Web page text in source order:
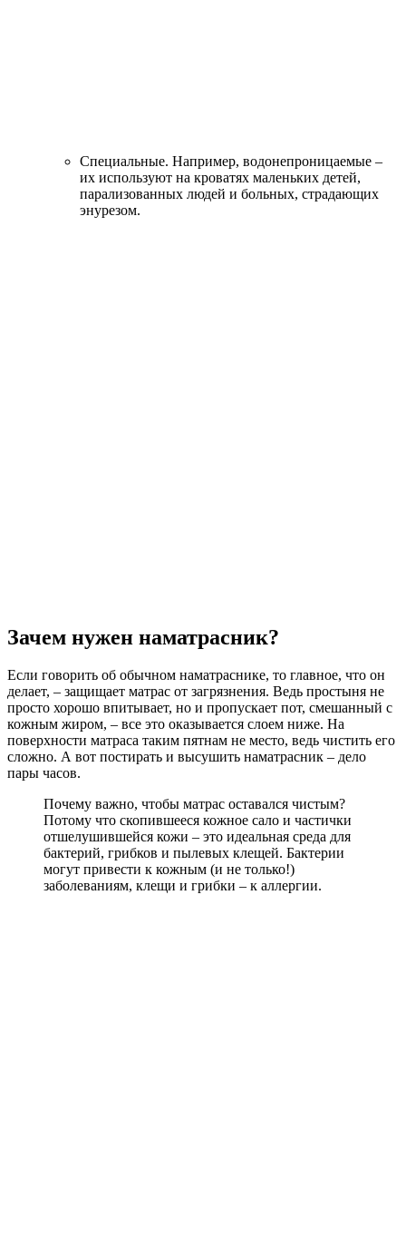
Специальные. Например, водонепроницаемые –
их используют на кроватях маленьких детей,
парализованных людей и больных, страдающих
энурезом.
Зачем нужен наматрасник?
Если говорить об обычном наматраснике, то главное, что он
делает, – защищает матрас от загрязнения. Ведь простыня не
просто хорошо впитывает, но и пропускает пот, смешанный с
кожным жиром, – все это оказывается слоем ниже. На
поверхности матраса таким пятнам не место, ведь чистить его
сложно. А вот постирать и высушить наматрасник – дело
пары часов.
Почему важно, чтобы матрас оставался чистым?
Потому что скопившееся кожное сало и частички
отшелушившейся кожи – это идеальная среда для
бактерий, грибков и пылевых клещей. Бактерии
могут привести к кожным (и не только!)
заболеваниям, клещи и грибки – к аллергии.